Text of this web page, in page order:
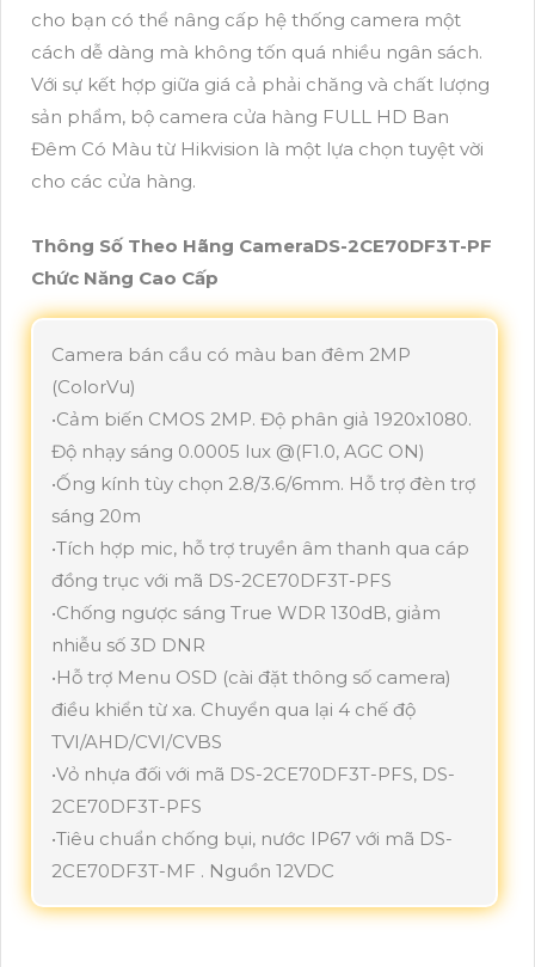
cho bạn có thể nâng cấp hệ thống camera một
cách dễ dàng mà không tốn quá nhiều ngân sách.
Với sự kết hợp giữa giá cả phải chăng và chất lượng
sản phẩm, bộ camera cửa hàng FULL HD Ban
Đêm Có Màu từ Hikvision là một lựa chọn tuyệt vời
cho các cửa hàng.
Thông Số Theo Hãng CameraDS-2CE70DF3T-PF
Chức Năng Cao Cấp
Camera bán cầu có màu ban đêm 2MP
(ColorVu)
•Cảm biến CMOS 2MP. Độ phân giả 1920x1080.
Độ nhạy sáng 0.0005 lux @(F1.0, AGC ON)
•Ống kính tùy chọn 2.8/3.6/6mm. Hỗ trợ đèn trợ
sáng 20m
•Tích hợp mic, hỗ trợ truyền âm thanh qua cáp
đồng trục với mã DS-2CE70DF3T-PFS
•Chống ngược sáng True WDR 130dB, giảm
nhiễu số 3D DNR
•Hỗ trợ Menu OSD (cài đặt thông số camera)
điều khiển từ xa. Chuyển qua lại 4 chế độ
TVI/AHD/CVI/CVBS
•Vỏ nhựa đối với mã DS-2CE70DF3T-PFS, DS-
2CE70DF3T-PFS
•Tiêu chuẩn chống bụi, nước IP67 với mã DS-
2CE70DF3T-MF . Nguồn 12VDC